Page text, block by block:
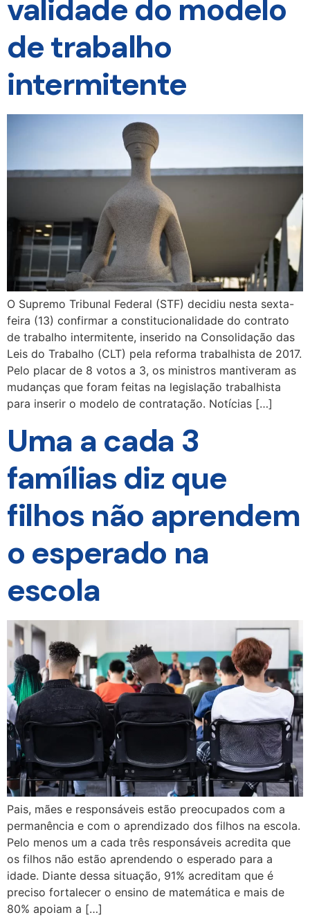
validade do modelo
de trabalho
intermitente
O Supremo Tribunal Federal (STF) decidiu nesta sexta-
feira (13) confirmar a constitucionalidade do contrato
de trabalho intermitente, inserido na Consolidação das
Leis do Trabalho (CLT) pela reforma trabalhista de 2017.
Pelo placar de 8 votos a 3, os ministros mantiveram as
mudanças que foram feitas na legislação trabalhista
para inserir o modelo de contratação. Notícias […]
Uma a cada 3
famílias diz que
filhos não aprendem
o esperado na
escola
Pais, mães e responsáveis estão preocupados com a
permanência e com o aprendizado dos filhos na escola.
Pelo menos um a cada três responsáveis acredita que
os filhos não estão aprendendo o esperado para a
idade. Diante dessa situação, 91% acreditam que é
preciso fortalecer o ensino de matemática e mais de
80% apoiam a […]